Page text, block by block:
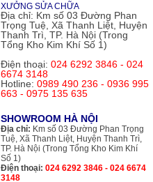
XƯỞNG SỬA CHỮA
Địa chỉ: Km số 03 Đường Phan
Trọng Tuệ, Xã Thanh Liệt, Huyện
Thanh Trì, TP. Hà Nội (Trong
Tổng Kho Kim Khí Số 1)
Điện thoại: 024 6292 3846 - 024
6674 3148
Hotline: 0989 490 236 - 0936 995
663 - 0975 135 635
SHOWROOM HÀ NỘI
Địa chỉ: Km số 03 Đường Phan Trọng
Tuệ, Xã Thanh Liệt, Huyện Thanh Trì,
TP. Hà Nội (Trong Tổng Kho Kim Khí
Số 1)
Điện thoại: 024 6292 3846 - 024 6674
3148